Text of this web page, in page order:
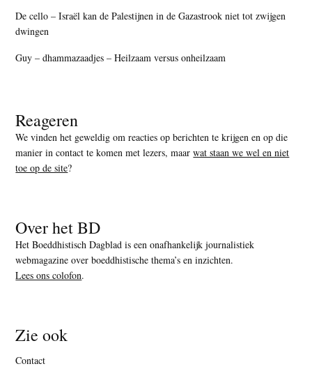
De cello – Israël kan de Palestijnen in de Gazastrook niet tot zwijgen
dwingen
Guy – dhammazaadjes – Heilzaam versus onheilzaam
Reageren
We vinden het geweldig om reacties op berichten te krijgen en op die
manier in contact te komen met lezers, maarwat staan we wel en niet
toe op de site?
Over het BD
Het Boeddhistisch Dagblad is een onafhankelijk journalistiek
webmagazine over boeddhistische thema’s en inzichten.
Lees ons colofon.
Zie ook
Contact